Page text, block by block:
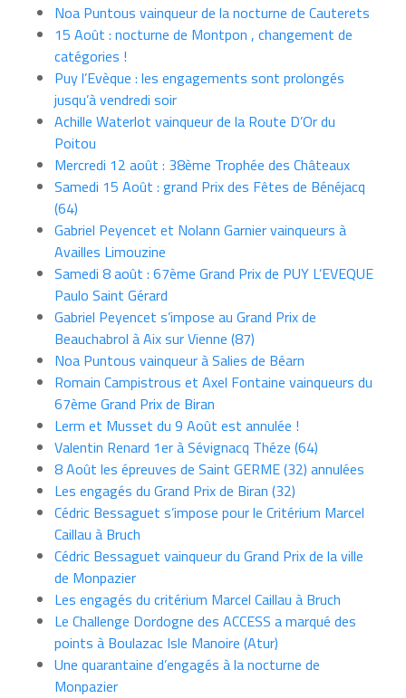
Noa Puntous vainqueur de la nocturne de Cauterets
15 Août : nocturne de Montpon , changement de
catégories !
Puy l’Evèque : les engagements sont prolongés
jusqu’à vendredi soir
Achille Waterlot vainqueur de la Route D’Or du
Poitou
Mercredi 12 août : 38ème Trophée des Châteaux
Samedi 15 Août : grand Prix des Fêtes de Bénéjacq
(64)
Gabriel Peyencet et Nolann Garnier vainqueurs à
Availles Limouzine
Samedi 8 août : 67ème Grand Prix de PUY L’EVEQUE
Paulo Saint Gérard
Gabriel Peyencet s’impose au Grand Prix de
Beauchabrol à Aix sur Vienne (87)
Noa Puntous vainqueur à Salies de Béarn
Romain Campistrous et Axel Fontaine vainqueurs du
67ème Grand Prix de Biran
Lerm et Musset du 9 Août est annulée !
Valentin Renard 1er à Sévignacq Théze (64)
8 Août les épreuves de Saint GERME (32) annulées
Les engagés du Grand Prix de Biran (32)
Cédric Bessaguet s’impose pour le Critérium Marcel
Caillau à Bruch
Cédric Bessaguet vainqueur du Grand Prix de la ville
de Monpazier
Les engagés du critérium Marcel Caillau à Bruch
Le Challenge Dordogne des ACCESS a marqué des
points à Boulazac Isle Manoire (Atur)
Une quarantaine d’engagés à la nocturne de
Monpazier